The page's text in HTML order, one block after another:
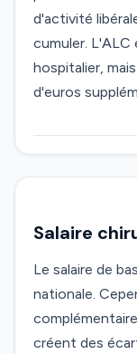
d'activité
cumuler. L'ALC
hospitalier,
d'euros
Salaire
Le salaire de
nationale.
créent des